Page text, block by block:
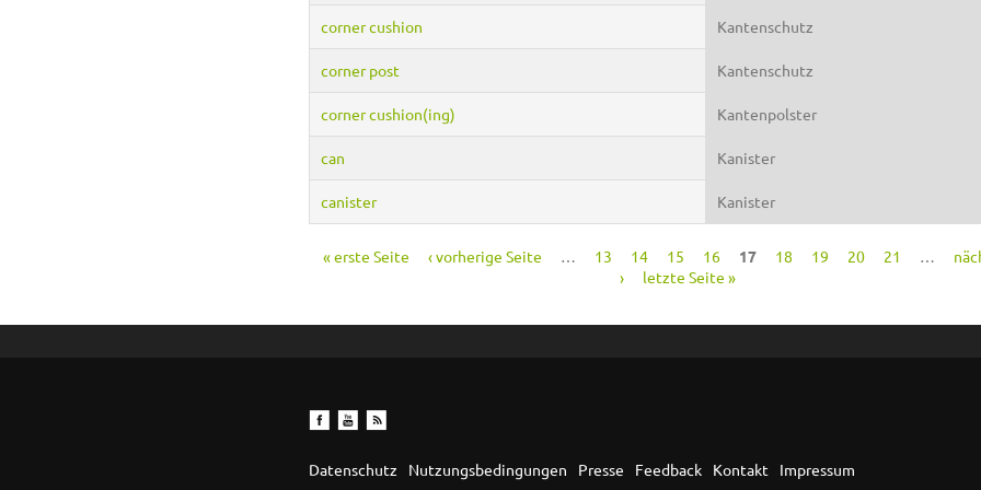
corner cushion Kantenschutz
corner post Kantenschutz
corner cushion(ing) Kantenpolster
can Kanister
canister Kanister
« erste Seite ‹ vorherige Seite 13 14 15 16 17 18 19 20 21
›
letzte Seite »
Datenschutz Nutzungsbedingungen Presse Feedback Kontakt Impressum